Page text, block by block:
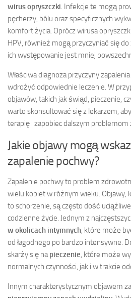
wirus opryszczki. Infekcje te mogą
pęcherzy, bólu oraz specyficznych
komfort życia. Oprócz wirusa
HPV, również mogą przyczyniać się do
ich występowanie jest mniej
Właściwa diagnoza przyczyny
wdrożyć odpowiednie leczenie. W
objawów, takich jak świąd, pieczenie,
warto skonsultować się z lekarzem,
terapię i zapobiec dalszym
Jakie objawy mogą
zapalenie pochwy?
Zapalenie pochwy to problem
wielu kobiet w różnym wieku. Objawy,
to schorzenie, są często dość
codzienne życie. Jednym z
w okolicach intymnych, które może
od łagodnego po bardzo intensywne.
skarży się napieczenie, które może
normalnych czynności, jak i w trakcie
Innym charakterystycznym objawem